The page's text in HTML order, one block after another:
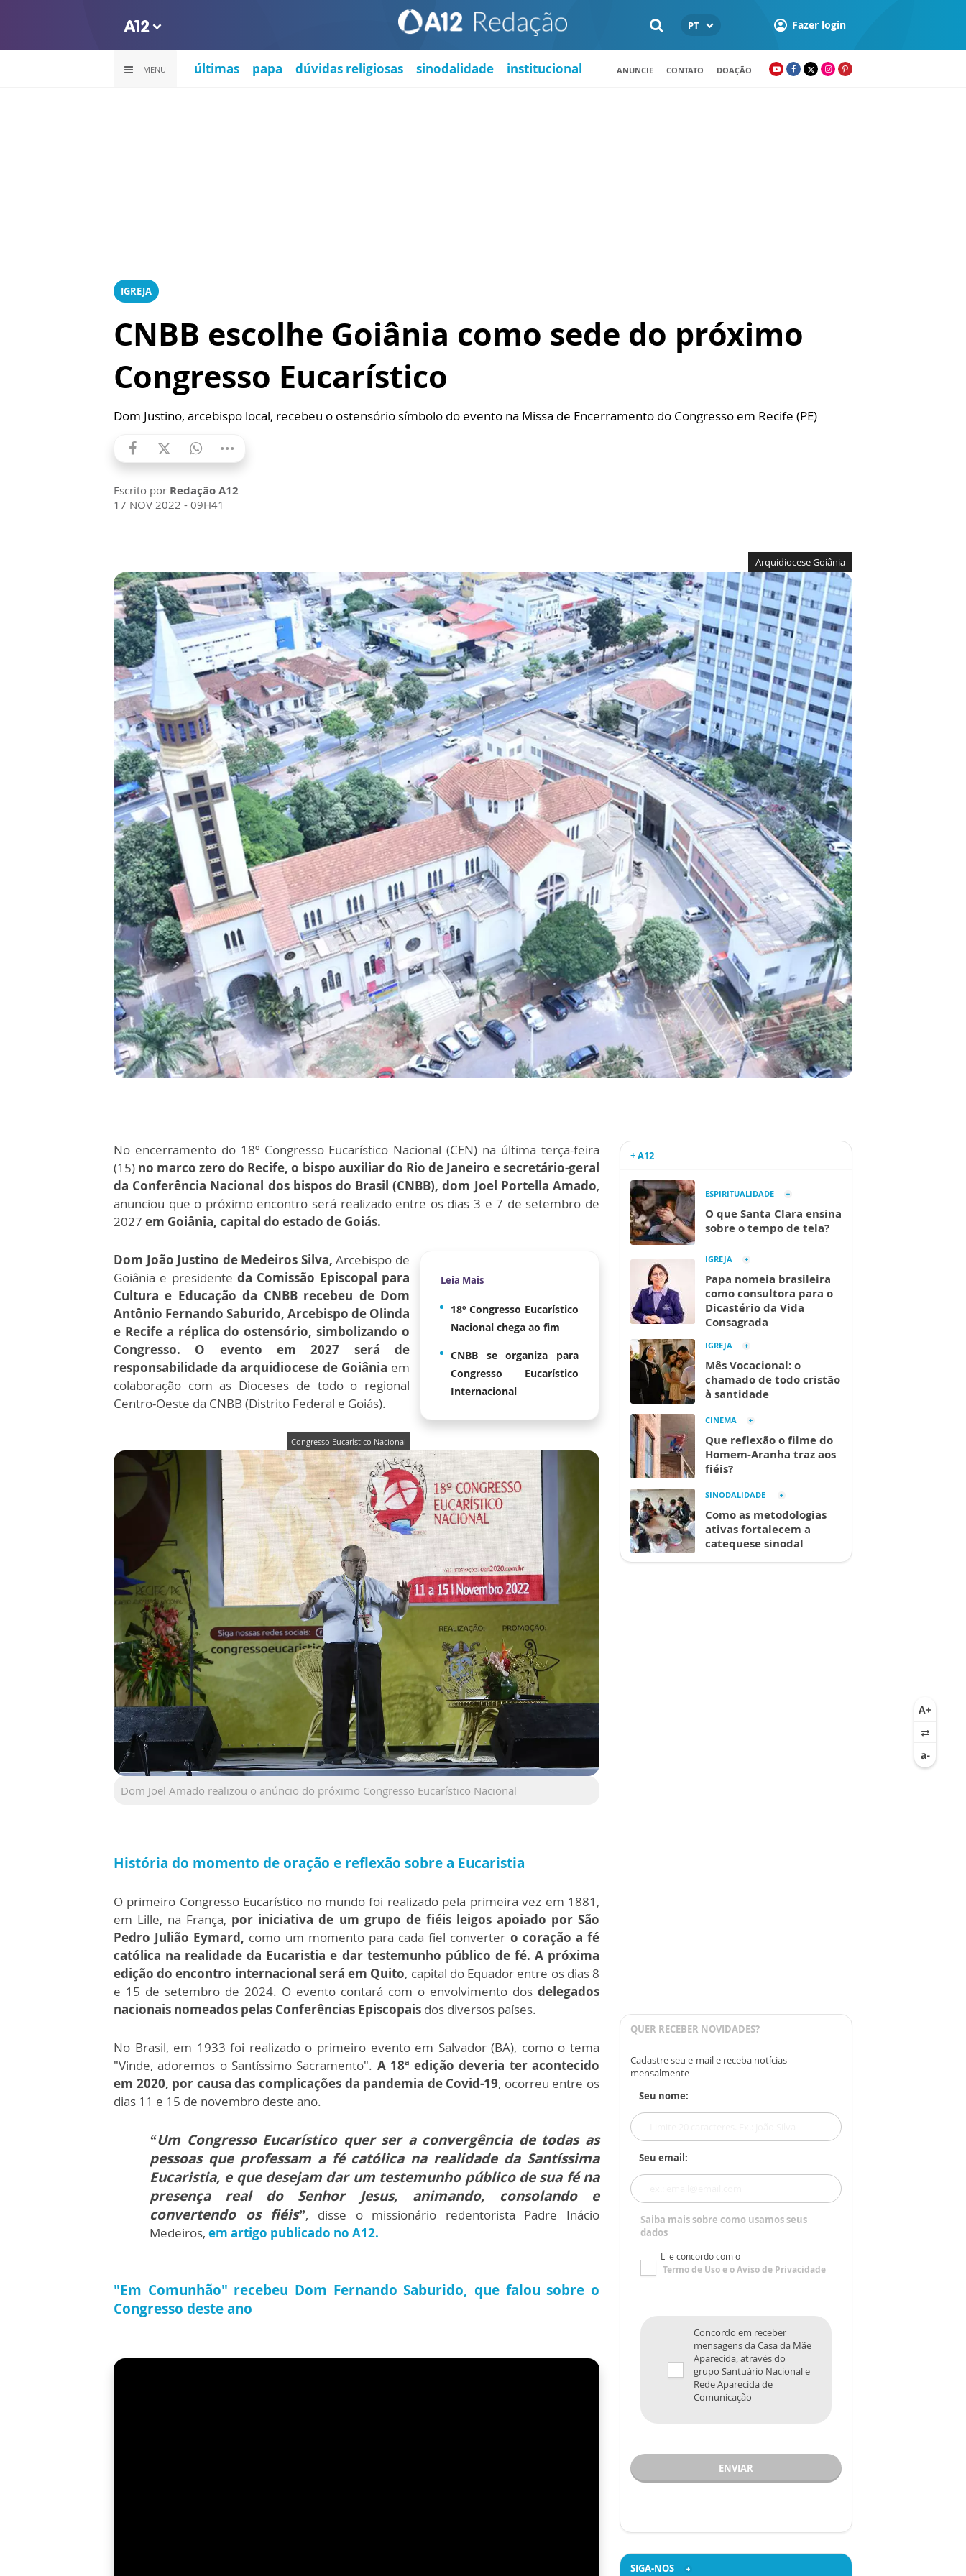
PT Fazer login
MENU últimas papa dúvidas religiosas sinodalidade institucional ANUNCIE CONTATO DOAÇÃO
IGREJA
CNBB escolhe Goiânia como sede do próximo
Congresso Eucarístico
Dom Justino, arcebispo local, recebeu o ostensório símbolo do evento na Missa de Encerramento do Congresso em Recife (PE)
Escrito por Redação A12
17 NOV 2022 - 09H41
Arquidiocese Goiânia
No encerramento do 18º Congresso Eucarístico Nacional (CEN) na última terça-feira
(15) no marco zero do Recife, o bispo auxiliar do Rio de Janeiro e secretário-geral
da Conferência Nacional dos bispos do Brasil (CNBB), dom Joel Portella Amado,
anunciou que o próximo encontro será realizado entre os dias 3 e 7 de setembro de
2027 em Goiânia, capital do estado de Goiás.
Leia Mais
18º Congresso Eucarístico
Nacional chega ao fim
CNBB se organiza para
Congresso Eucarístico
Internacional
Dom João Justino de Medeiros Silva, Arcebispo de
Goiânia e presidente da Comissão Episcopal para
Cultura e Educação da CNBB recebeu de Dom
Antônio Fernando Saburido, Arcebispo de Olinda
e Recife a réplica do ostensório, simbolizando o
Congresso. O evento em 2027 será de
responsabilidade da arquidiocese de Goiânia em
colaboração com as Dioceses de todo o regional
Centro-Oeste da CNBB (Distrito Federal e Goiás).
Congresso Eucarístico Nacional
Dom Joel Amado realizou o anúncio do próximo Congresso Eucarístico Nacional
História do momento de oração e reflexão sobre a Eucaristia
O primeiro Congresso Eucarístico no mundo foi realizado pela primeira vez em 1881,
em Lille, na França, por iniciativa de um grupo de fiéis leigos apoiado por São
Pedro Julião Eymard, como um momento para cada fiel converter o coração a fé
católica na realidade da Eucaristia e dar testemunho público de fé. A próxima
edição do encontro internacional será em Quito, capital do Equador entre os dias 8
e 15 de setembro de 2024. O evento contará com o envolvimento dos delegados
nacionais nomeados pelas Conferências Episcopais dos diversos países.
No Brasil, em 1933 foi realizado o primeiro evento em Salvador (BA), como o tema
"Vinde, adoremos o Santíssimo Sacramento". A 18ª edição deveria ter acontecido
em 2020, por causa das complicações da pandemia de Covid-19, ocorreu entre os
dias 11 e 15 de novembro deste ano.
“Um Congresso Eucarístico quer ser a convergência de todas as
pessoas que professam a fé católica na realidade da Santíssima
Eucaristia, e que desejam dar um testemunho público de sua fé na
presença real do Senhor Jesus, animando, consolando e
convertendo os fiéis”, disse o missionário redentorista Padre Inácio
Medeiros, em artigo publicado no A12.
"Em Comunhão" recebeu Dom Fernando Saburido, que falou sobre o
Congresso deste ano
+ A12
ESPIRITUALIDADE
O que Santa Clara ensina
sobre o tempo de tela?
IGREJA
Papa nomeia brasileira
como consultora para o
Dicastério da Vida
Consagrada
IGREJA
Mês Vocacional: o
chamado de todo cristão
à santidade
CINEMA
Que reflexão o filme do
Homem-Aranha traz aos
fiéis?
SINODALIDADE
Como as metodologias
ativas fortalecem a
catequese sinodal
QUER RECEBER NOVIDADES?
Cadastre seu e-mail e receba notícias
mensalmente
Seu nome:
Seu email:
Saiba mais sobre como usamos seus
dados
Li e concordo com o
Termo de Usoe oAviso de Privacidade
Concordo em receber
mensagens da Casa da Mãe
Aparecida, através do
grupo Santuário Nacional e
Rede Aparecida de
Comunicação
ENVIAR
SIGA-NOS